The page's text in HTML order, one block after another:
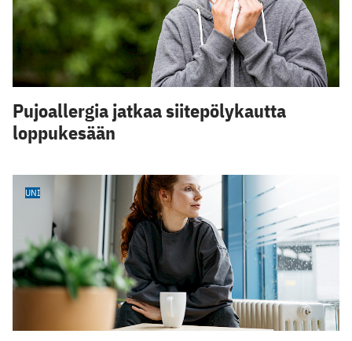
Pujoallergia jatkaa siitepölykautta
loppukesään
UNI